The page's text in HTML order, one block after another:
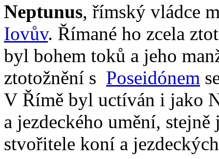
Neptunus, římský vládce
Iovův. Římané ho zcela
byl bohem toků a jeho
ztotožnění s Poseidónem
V Římě byl uctíván i jako
a jezdeckého umění,
stvořitele koní a